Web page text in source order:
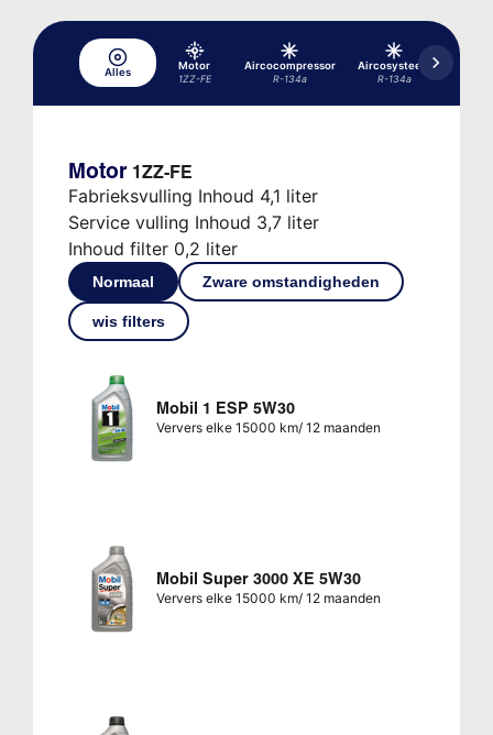
Alles
Motor
1ZZ-FE
Aircocompressor
R-134a
Aircosysteem
R-134a
Motor 1ZZ-FE
Fabrieksvulling Inhoud 4,1 liter
Service vulling Inhoud 3,7 liter
Inhoud filter 0,2 liter
Normaal Zware omstandigheden
wis filters
Mobil 1 ESP 5W30
Ververs elke 15000 km/ 12 maanden
Mobil Super 3000 XE 5W30
Ververs elke 15000 km/ 12 maanden